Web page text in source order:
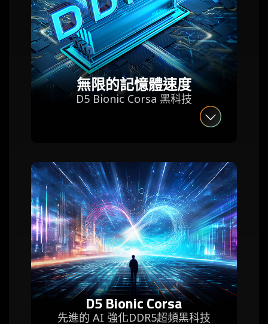
無限的記憶體速度
D5 Bionic Corsa 黑科技
D5 Bionic Corsa
先進的 AI 強化DDR5超頻黑科技